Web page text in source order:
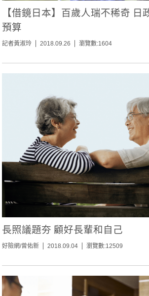
【借鏡日本】百歲人瑞不稀奇 日
預算
記者黃淑玲 2018.09.26 瀏覽數:1604
長照議題夯 顧好長輩和自己
好險網/曾佑新 2018.09.04 瀏覽數:12509